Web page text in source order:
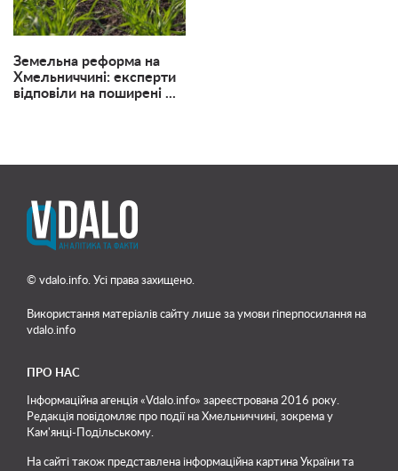
Земельна реформа на
Хмельниччині: експерти
відповіли на поширені ...
© vdalo.info. Усі права захищено.
Використання матеріалів сайту лише за умови гіперпосилання на
vdalo.info
ПРО НАС
Інформаційна агенція «Vdalo.info» зареєстрована 2016 року.
Редакція повідомляє про події на Хмельниччині, зокрема у
Кам'янці-Подільському.
На сайті також представлена інформаційна картина України та